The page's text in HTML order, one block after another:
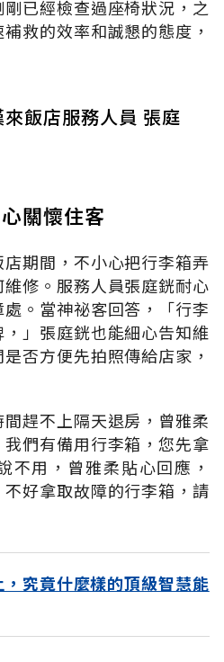
已經檢查過座椅狀況，之
救的效率和誠懇的態度，
來飯店服務人員 張庭
關懷住客
期間，不小心把行李箱弄
修。服務人員張庭銧耐心
。當神祕客回答，「行李
」張庭銧也能細心告知維
否方便先拍照傳給店家，
趕不上隔天退房，曾雅柔
們有備用行李箱，您先拿
不用，曾雅柔貼心回應，
不好拿取故障的行李箱，請
究竟什麼樣的頂級智慧能